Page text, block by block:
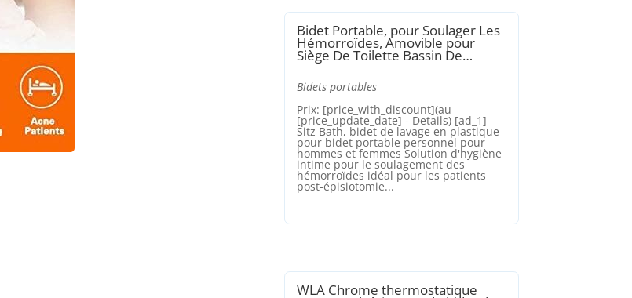
Bidet Portable, pour Soulager Les
Hémorroïdes, Amovible pour
Siège De Toilette Bassin De…
Bidets portables
Prix: [price_with_discount](au
[price_update_date] - Details) [ad_1]
Sitz Bath, bidet de lavage en plastique
pour bidet portable personnel pour
hommes et femmes Solution d'hygiène
intime pour le soulagement des
hémorroïdes idéal pour les patients
post-épisiotomie...
WLA Chrome thermostatique